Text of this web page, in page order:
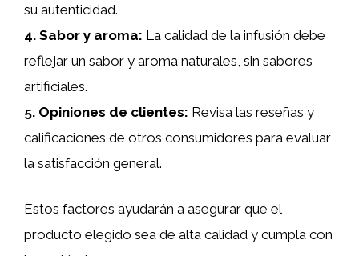
su autenticidad.
4. Sabor y aroma: La calidad de la infusión debe
reflejar un sabor y aroma naturales, sin sabores
artificiales.
5. Opiniones de clientes: Revisa las reseñas y
calificaciones de otros consumidores para evaluar
la satisfacción general.
Estos factores ayudarán a asegurar que el
producto elegido sea de alta calidad y cumpla con